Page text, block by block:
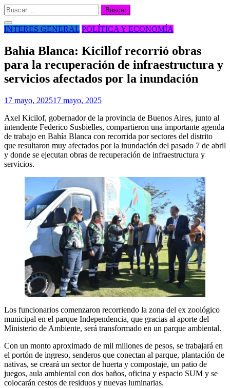
Buscar:
INTERES GENERAL POLÍTICA Y ECONOMÍA
Bahía Blanca: Kicillof recorrió obras
para la recuperación de infraestructura y
servicios afectados por la inundación
17 mayo, 202517 mayo, 2025
Axel Kicilof, gobernador de la provincia de Buenos Aires, junto al
intendente Federico Susbielles, compartieron una importante agenda
de trabajo en Bahía Blanca con recorrida por sectores del distrito
que resultaron muy afectados por la inundación del pasado 7 de abril
y donde se ejecutan obras de recuperación de infraestructura y
servicios.
Los funcionarios comenzaron recorriendo la zona del ex zoológico
municipal en el parque Independencia, que gracias al aporte del
Ministerio de Ambiente, será transformado en un parque ambiental.
Con un monto aproximado de mil millones de pesos, se trabajará en
el portón de ingreso, senderos que conectan al parque, plantación de
nativas, se creará un sector de huerta y compostaje, un patio de
juegos, aula ambiental con dos baños, oficina y espacio SUM y se
colocarán cestos de residuos y nuevas luminarias.